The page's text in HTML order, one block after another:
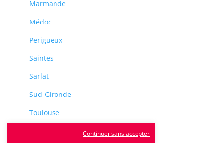
Marmande
Médoc
Perigueux
Saintes
Sarlat
Sud-Gironde
Toulouse
Continuer sans accepter